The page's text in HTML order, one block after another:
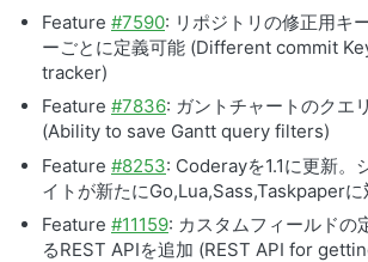
Feature #7590: リポジトリの修正用キ
ーごとに定義可能 (Different commit
tracker)
Feature #7836: ガントチャートのクエ
(Ability to save Gantt query filters)
Feature #8253: Coderayを1.1に更新。
イトが新たにGo,Lua,Sass,Taskpaperに
Feature #11159: カスタムフィールドの
るREST APIを追加 (REST API for